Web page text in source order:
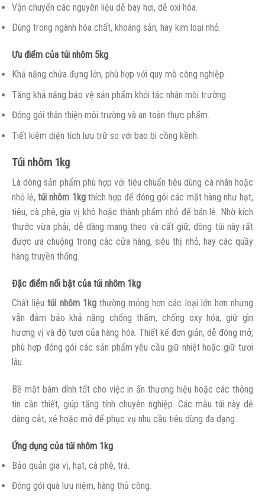
Vận chuyển các nguyên liệu dễ bay hơi, dễ oxi hóa.
Dùng trong ngành hóa chất, khoáng sản, hay kim loại nhỏ.
Ưu điểm của túi nhôm 5kg
Khả năng chứa đựng lớn, phù hợp với quy mô công nghiệp.
Tăng khả năng bảo vệ sản phẩm khỏi tác nhân môi trường.
Đóng gói thân thiện môi trường và an toàn thực phẩm.
Tiết kiệm diện tích lưu trữ so với bao bì cồng kềnh.
Túi nhôm 1kg
Là dòng sản phẩm phù hợp với tiêu chuẩn tiêu dùng cá nhân hoặc
nhỏ lẻ,túi nhôm 1kgthích hợp để đóng gói các mặt hàng như hạt,
tiêu, cà phê, gia vị khô hoặc thành phẩm nhỏ để bán lẻ. Nhờ kích
thước vừa phải, dễ dàng mang theo và cất giữ, dòng túi này rất
được ưa chuộng trong các cửa hàng, siêu thị nhỏ, hay các quầy
hàng truyền thống.
Đặc điểm nổi bật của túi nhôm 1kg
Chất liệutúi nhôm 1kgthường mỏng hơn các loại lớn hơn nhưng
vẫn đảm bảo khả năng chống thấm, chống oxy hóa, giữ gìn
hương vị và độ tươi của hàng hóa. Thiết kế đơn giản, dễ đóng mở,
phù hợp đóng gói các sản phẩm yêu cầu giữ nhiệt hoặc giữ tươi
lâu.
Bề mặt bám dính tốt cho việc in ấn thương hiệu hoặc các thông
tin cần thiết, giúp tăng tính chuyên nghiệp. Các mẫu túi này dễ
dàng cắt, xé hoặc mở để phục vụ nhu cầu tiêu dùng đa dạng.
Ứng dụng của túi nhôm 1kg
Bảo quản gia vị, hạt, cà phê, trà.
Đóng gói quà lưu niệm, hàng thủ công.